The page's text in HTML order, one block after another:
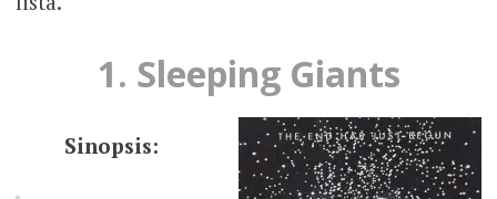
1. Sleeping Giants
Sinopsis: